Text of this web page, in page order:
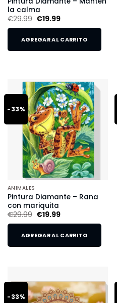
la calma
€29.99 €19.99
AGREGAR AL CARRITO
-33%
ANIMALES
Pintura Diamante – Rana
con mariquita
€29.99 €19.99
AGREGAR AL CARRITO
-33%